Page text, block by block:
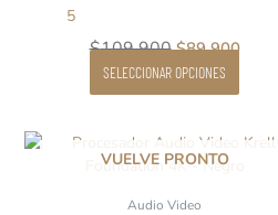
5
$109.900 $89.900
SELECCIONAR OPCIONES
VUELVE PRONTO
Audio Video